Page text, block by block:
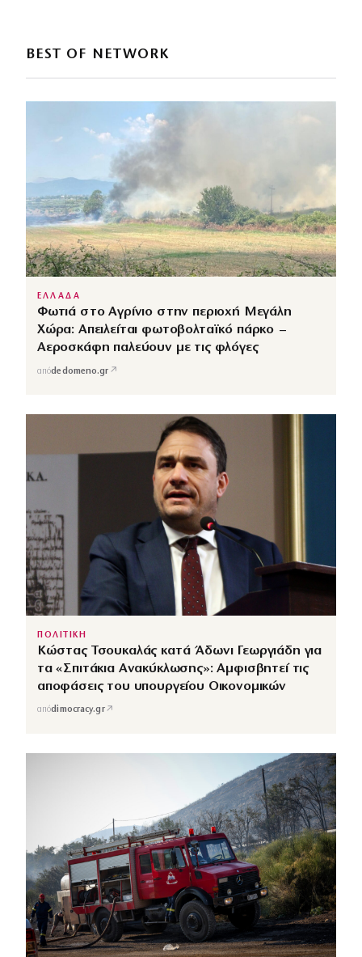
BEST OF NETWORK
ΕΛΛΑΔΑ
Φωτιά στο Αγρίνιο στην περιοχή Μεγάλη
Χώρα: Απειλείται φωτοβολταϊκό πάρκο –
Αεροσκάφη παλεύουν με τις φλόγες
απόdedomeno.gr ↗
ΠΟΛΙΤΙΚΗ
Κώστας Τσουκαλάς κατά Άδωνι Γεωργιάδη για
τα «Σπιτάκια Ανακύκλωσης»: Αμφισβητεί τις
αποφάσεις του υπουργείου Οικονομικών
απόdimocracy.gr↗